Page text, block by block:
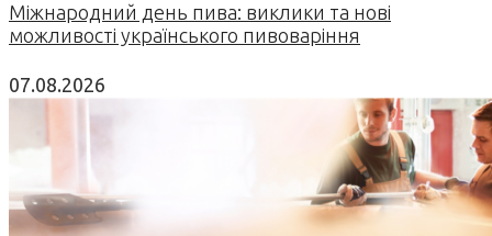
Міжнародний день пива: виклики та нові
можливості українського пивоваріння
07.08.2026